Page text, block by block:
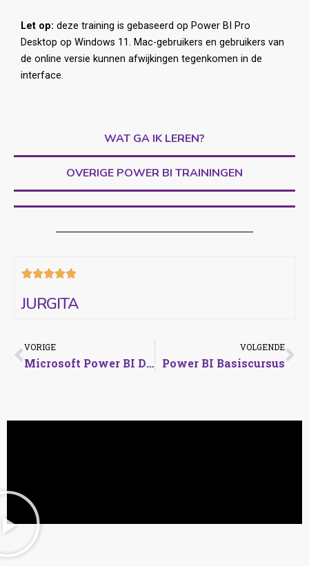
Let op: deze training is gebaseerd op Power BI Pro
Desktop op Windows 11. Mac-gebruikers en gebruikers van
de online versie kunnen afwijkingen tegenkomen in de
interface.
WAT GA IK LEREN?
OVERIGE POWER BI TRAININGEN

JURGITA
VORIGE
Microsoft Power BI DAX functies 1 Vervolgtraining
VOLGENDE
Power BI Basiscursus